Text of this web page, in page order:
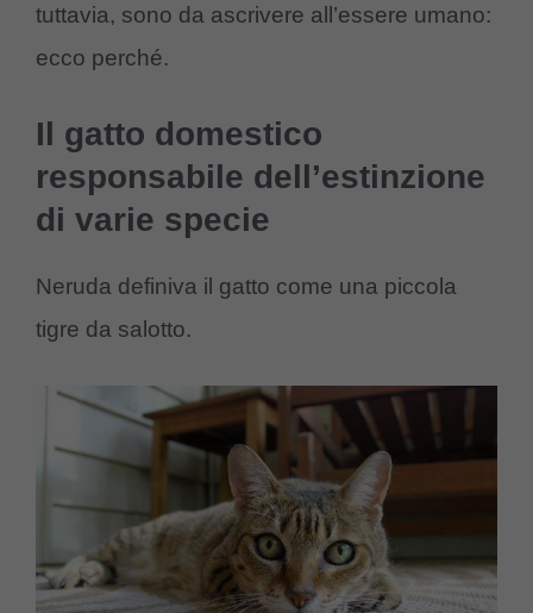
tuttavia, sono da ascrivere all’essere umano:
ecco perché.
Il gatto domestico
responsabile dell’estinzione
di varie specie
Neruda definiva il gatto come una piccola
tigre da salotto.